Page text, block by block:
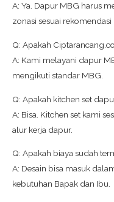
A: Ya. Dapur MBG harus
zonasi sesuai rekomendasi
Q: Apakah
A: Kami melayani dapur
mengikuti standar MBG.
Q: Apakah kitchen set
A: Bisa. Kitchen set kami
alur kerja dapur.
Q: Apakah biaya sudah
A: Desain bisa masuk
kebutuhan Bapak dan Ibu.